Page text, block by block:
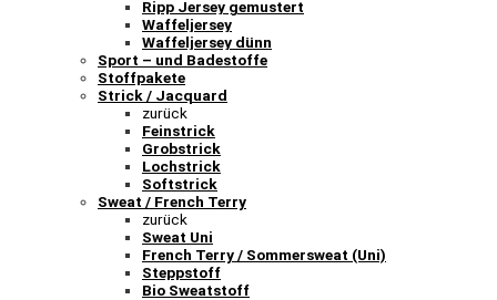
Ripp Jersey gemustert
Waffeljersey
Waffeljersey dünn
Sport – und Badestoffe
Stoffpakete
Strick / Jacquard
zurück
Feinstrick
Grobstrick
Lochstrick
Softstrick
Sweat / French Terry
zurück
Sweat Uni
French Terry / Sommersweat (Uni)
Steppstoff
Bio Sweatstoff